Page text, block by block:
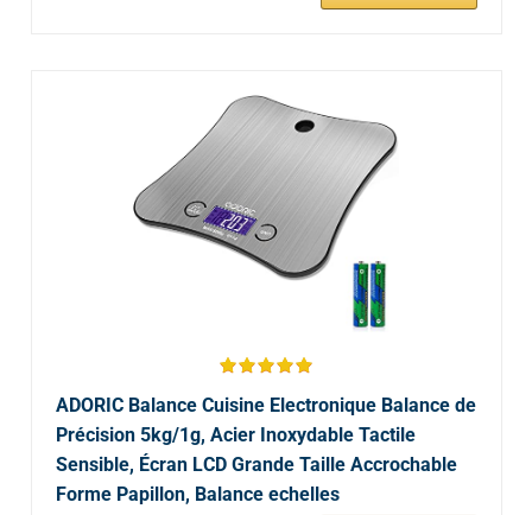
ADORIC Balance Cuisine Electronique Balance de
Précision 5kg/1g, Acier Inoxydable Tactile
Sensible, Écran LCD Grande Taille Accrochable
Forme Papillon, Balance echelles